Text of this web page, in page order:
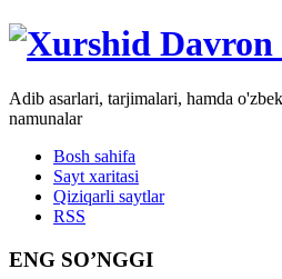
Adib asarlari, tarjimalari, hamda
namunalar
Bosh sahifa
Sayt xaritasi
Qiziqarli saytlar
RSS
ENG SO’NGGI